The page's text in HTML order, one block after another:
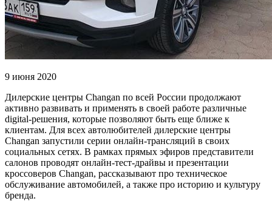
9 июня 2020
Дилерские центры Changan по всей России продолжают
активно развивать и применять в своей работе различные
digital-решения, которые позволяют быть еще ближе к
клиентам. Для всех автолюбителей дилерские центры
Changan запустили серии онлайн-трансляций в своих
социальных сетях. В рамках прямых эфиров представители
салонов проводят онлайн-тест-драйвы и презентации
кроссоверов Changan, рассказывают про техническое
обслуживание автомобилей, а также про историю и культуру
бренда.